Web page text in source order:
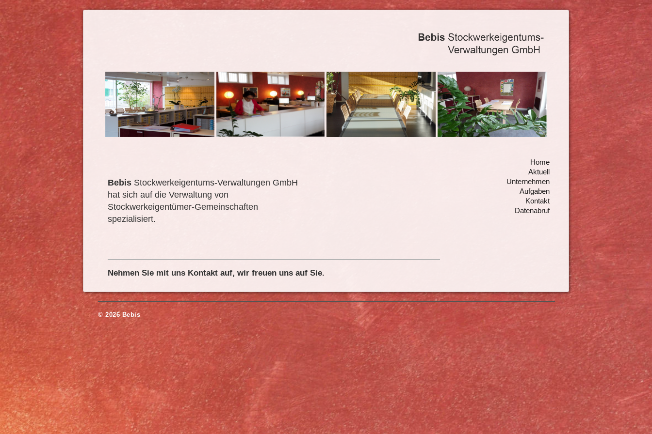
Bebis Stockwerkeigentums-Verwaltungen GmbH
hat sich auf die Verwaltung von
Stockwerkeigentümer-Gemeinschaften
spezialisiert.
Nehmen Sie mit uns Kontakt auf, wir freuen uns auf Sie.
Home
Aktuell
Unternehmen
Aufgaben
Kontakt
Datenabruf
© 2026 Bebis